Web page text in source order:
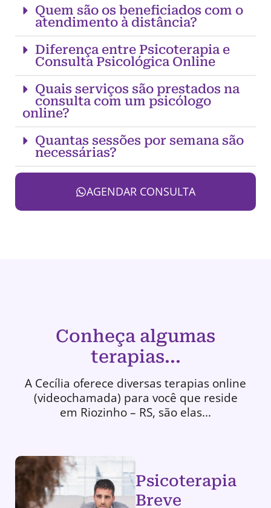
Quem são os beneficiados com o
atendimento à distância?
Diferença entre Psicoterapia e
Consulta Psicológica Online
Quais serviços são prestados na
consulta com um psicólogo
online?
Quantas sessões por semana são
necessárias?
AGENDAR CONSULTA
Conheça algumas
terapias...
A Cecília oferece diversas terapias online
(videochamada) para você que reside
em Riozinho – RS, são elas...
Psicoterapia
Breve